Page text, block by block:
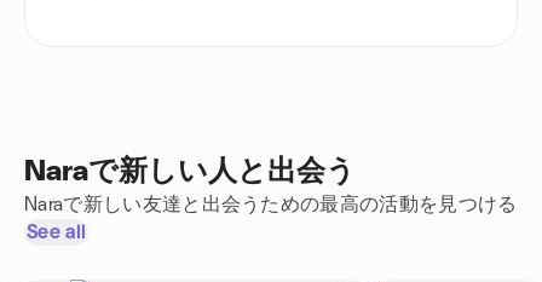
Naraで新しい人と出会う
Naraで新しい友達と出会うための最高の活動を見つける
See all